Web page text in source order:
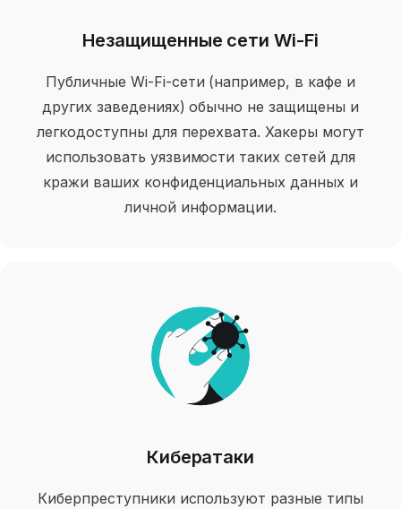
Незащищенные сети Wi-Fi
Публичные Wi-Fi-сети (например, в кафе и
других заведениях) обычно не защищены и
легкодоступны для перехвата. Хакеры могут
использовать уязвимости таких сетей для
кражи ваших конфиденциальных данных и
личной информации.
Кибератаки
Киберпреступники используют разные типы